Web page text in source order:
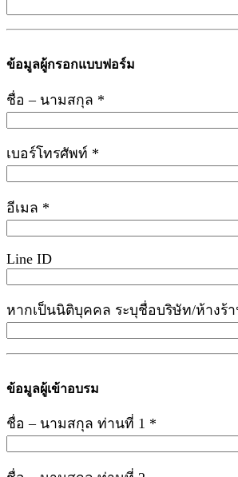
ข้อมูลผู้กรอกแบบฟอร์ม
ชื่อ – นามสกุล *
เบอร์โทรศัพท์ *
อีเมล *
Line ID
หากเป็นนิติบุคคล ระบุชื่อบริษัท/ห้างร้
ข้อมูลผู้เข้าอบรม
ชื่อ – นามสกุล ท่านที่ 1 *